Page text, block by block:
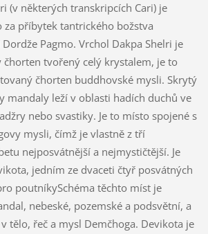
(v některých transkripcích Cari) je
za příbytek tantrického božstva
Pagmo. Vrchol Dakpa Shelri je
čhorten tvořený celý krystalem, je to
čhorten buddhovské mysli. Skrytý
mandaly leží v oblasti hadích duchů ve
nebo svastiky. Je to místo spojené s
mysli, čímž je vlastně z tří
nejposvátnější a nejmystičtější. Je
jedním ze dvaceti čtyř posvátných
poutníkySchéma těchto míst je
nebeské, pozemské a podsvětní, a
tělo, řeč a mysl Demčhoga. Devikota je